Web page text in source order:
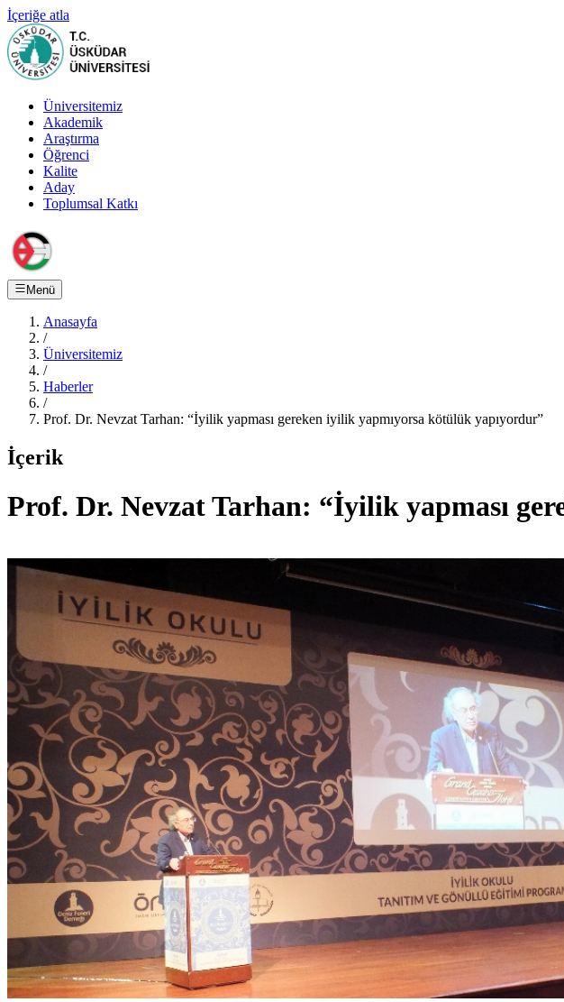
İçeriğe atla
Üniversitemiz
Akademik
Araştırma
Öğrenci
Kalite
Aday
Toplumsal Katkı
Menü
Anasayfa
/
Üniversitemiz
/
Haberler
/
Prof. Dr. Nevzat Tarhan: “İyilik yapması gereken iyilik yapmıyorsa kötülük yapıyordur”
İçerik
Prof. Dr. Nevzat Tarhan: “İyilik yapması